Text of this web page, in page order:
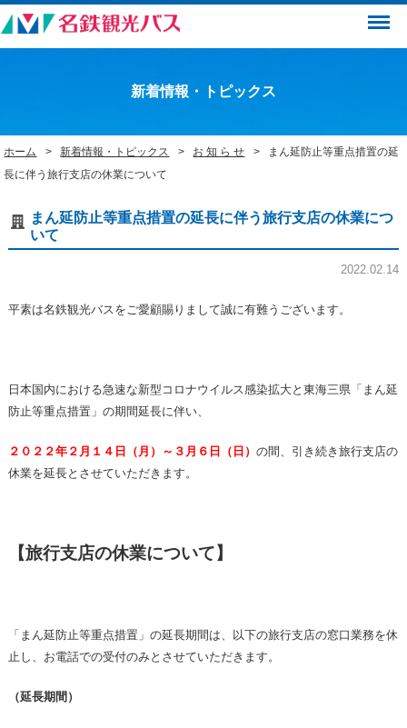
Menu
新着情報・トピックス
ホーム 新着情報・トピックス お 知 ら せ
まん延防止等重点措置の延
長に伴う旅行支店の休業について
まん延防止等重点措置の延長に伴う旅行支店の休業につ
いて
2022.02.14
平素は名鉄観光バスをご愛顧賜りまして誠に有難うございます。
日本国内における急速な新型コロナウイルス感染拡大と東海三県「まん延
防止等重点措置」の期間延長に伴い、
２０２２年２月１４日（月）～３月６日（日） の間、引き続き旅行支店の
休業を延長とさせていただきます。
【旅行支店の休業について】
「まん延防止等重点措置」の延長期間は、以下の旅行支店の窓口業務を休
止し、お電話での受付のみとさせていただきます。
（延長期間）